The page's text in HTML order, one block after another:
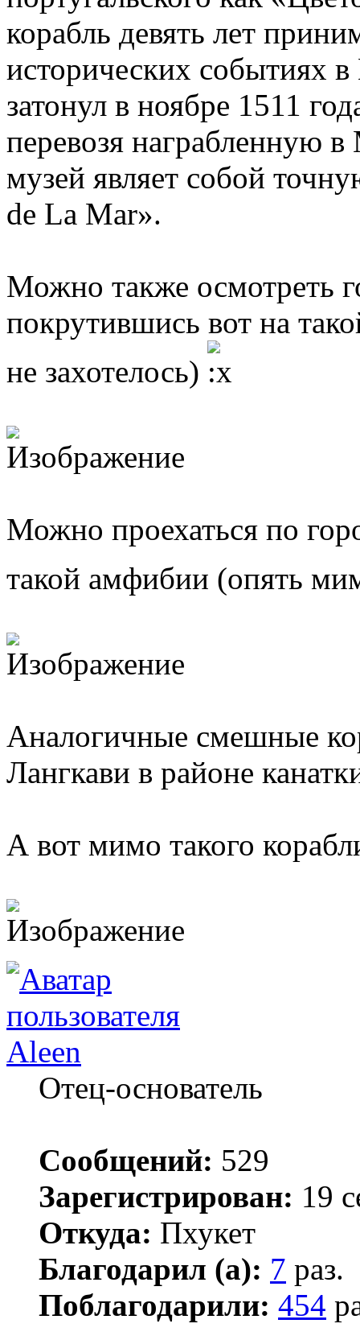
корабль девять лет
исторических событиях
затонул в ноябре 1511
перевозя награбленную
музей являет собой
de La Mar».
Можно также осмотреть
покрутившись вот на
не захотелось)
Можно проехаться по
такой амфибии (опять
Аналогичные смешные
Лангкави в районе
А вот мимо такого
Aleen
Отец-основатель
Сообщений: 529
Зарегистрирован: 19
Откуда: Пхукет
Благодарил (а): 7 раз.
Поблагодарили: 454